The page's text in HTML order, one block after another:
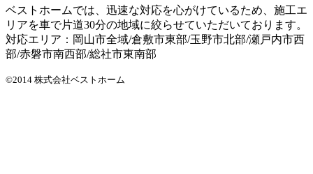
ベストホームでは、迅速な対応を心がけているため、施工エ
リアを車で片道30分の地域に絞らせていただいております。
対応エリア：岡山市全域/倉敷市東部/玉野市北部/瀬戸内市西
部/赤磐市南西部/総社市東南部
©2014 株式会社ベストホーム